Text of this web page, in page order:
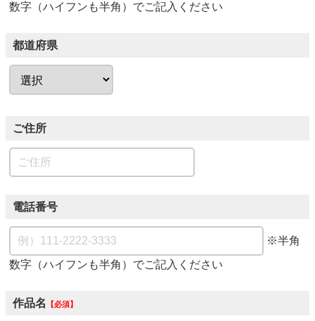
数字（ハイフンも半角）でご記入ください
都道府県
ご住所
電話番号
※半角
数字（ハイフンも半角）でご記入ください
作品名 必須